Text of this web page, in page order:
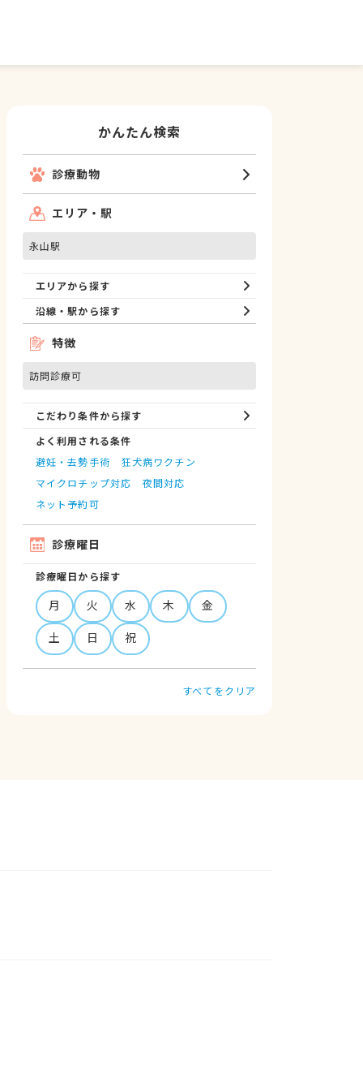
かんたん検索
診療動物
エリア・駅
永山駅
エリアから探す
沿線・駅から探す
特徴
訪問診療可
こだわり条件から探す
よく利用される条件
避妊・去勢手術
狂犬病ワクチン
マイクロチップ対応
夜間対応
ネット予約可
診療曜日
診療曜日から探す
月 火 水 木
金
土
日 祝
すべてをクリア